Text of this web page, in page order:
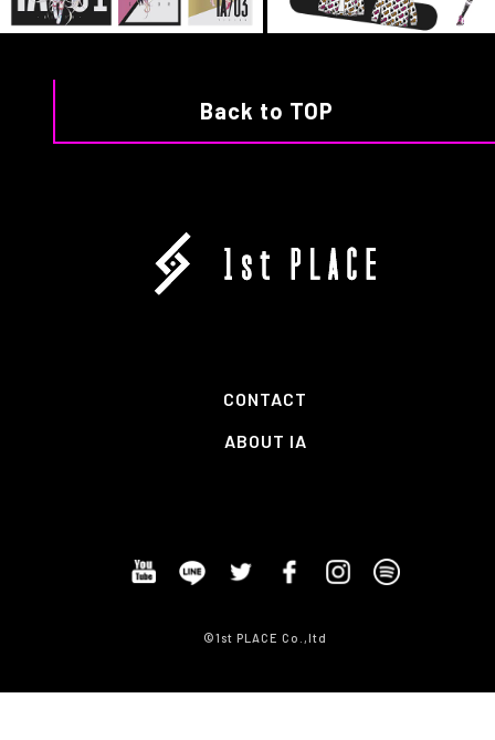
Back to TOP
CONTACT
ABOUT IA
©1st PLACE Co.,ltd